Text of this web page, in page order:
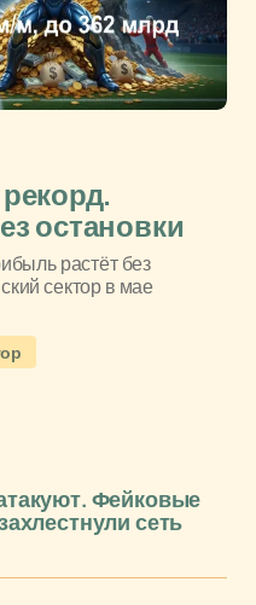
остановки
растёт без
сектор в мае
Фейковые
сеть